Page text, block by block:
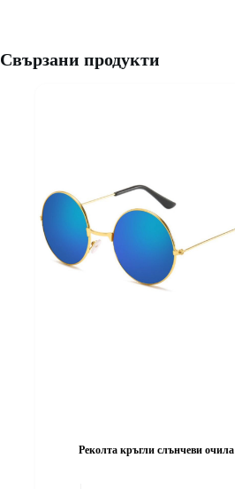
Свързани продукти
Реколта кръгли слънчеви очила